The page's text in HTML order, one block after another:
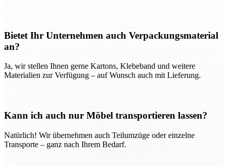
Bietet Ihr Unternehmen auch Verpackungsmaterial
an?
Ja, wir stellen Ihnen gerne Kartons, Klebeband und weitere
Materialien zur Verfügung – auf Wunsch auch mit Lieferung.
Kann ich auch nur Möbel transportieren lassen?
Natürlich! Wir übernehmen auch Teilumzüge oder einzelne
Transporte – ganz nach Ihrem Bedarf.